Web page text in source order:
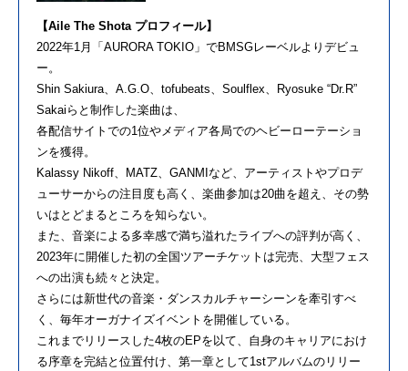
【Aile The Shota プロフィール】
2022年1月「AURORA TOKIO」でBMSGレーベルよりデビュ
ー。
Shin Sakiura、A.G.O、tofubeats、Soulflex、Ryosuke “Dr.R”
Sakaiらと制作した楽曲は、
各配信サイトでの1位やメディア各局でのヘビーローテーショ
ンを獲得。
Kalassy Nikoff、MATZ、GANMIなど、アーティストやプロデ
ューサーからの注目度も高く、楽曲参加は20曲を超え、その勢
いはとどまるところを知らない。
また、音楽による多幸感で満ち溢れたライブへの評判が高く、
2023年に開催した初の全国ツアーチケットは完売、大型フェス
への出演も続々と決定。
さらには新世代の音楽・ダンスカルチャーシーンを牽引すべ
く、毎年オーガナイズイベントを開催している。
これまでリリースした4枚のEPを以て、自身のキャリアにおけ
る序章を完結と位置付け、第一章として1stアルバムのリリー